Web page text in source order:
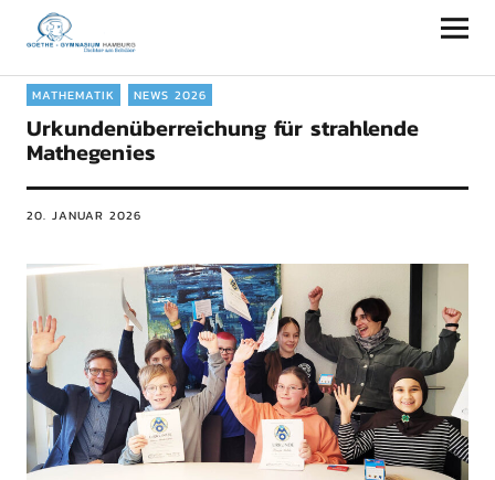
Goethe-Gymnasium Hamburg
MATHEMATIK NEWS 2026
Urkundenüberreichung für strahlende
Mathegenies
20. JANUAR 2026